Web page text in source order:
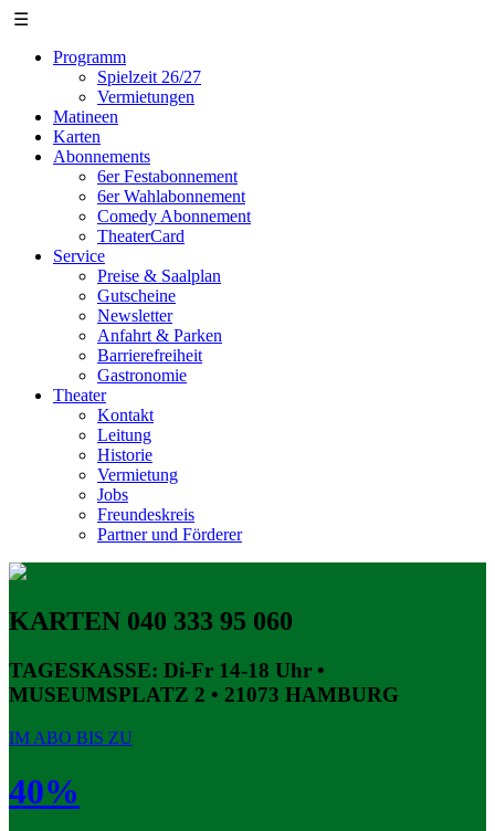
☰
Programm
Spielzeit 26/27
Vermietungen
Matineen
Karten
Abonnements
6er Festabonnement
6er Wahlabonnement
Comedy Abonnement
TheaterCard
Service
Preise & Saalplan
Gutscheine
Newsletter
Anfahrt & Parken
Barrierefreiheit
Gastronomie
Theater
Kontakt
Leitung
Historie
Vermietung
Jobs
Freundeskreis
Partner und Förderer
KARTEN 040 333 95 060
TAGESKASSE: Di-Fr 14-18 Uhr •
MUSEUMSPLATZ 2 • 21073 HAMBURG
IM ABO BIS ZU
40%